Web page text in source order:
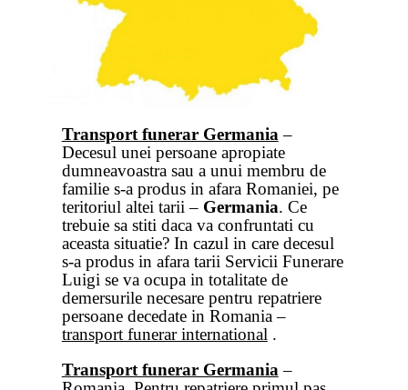
Transport funerar Germania –
Decesul unei persoane apropiate
dumneavoastra sau a unui membru de
familie s-a produs in afara Romaniei, pe
teritoriul altei tarii – Germania. Ce
trebuie sa stiti daca va confruntati cu
aceasta situatie? In cazul in care decesul
s-a produs in afara tarii Servicii Funerare
Luigi se va ocupa in totalitate de
demersurile necesare pentru repatriere
persoane decedate in Romania –
transport funerar international .
Transport funerar Germania –